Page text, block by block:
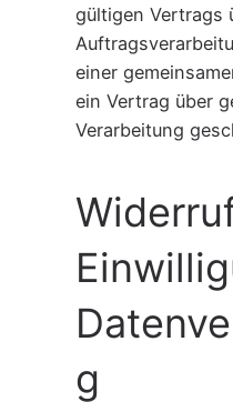
gültigen Vertrags
einer
ein Vertrag über
Verarbeitung
g